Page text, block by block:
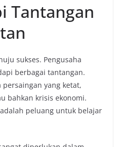
Tantangan
sukses. Pengusaha
berbagai tantangan.
yang ketat,
bahkan krisis ekonomi.
peluang untuk belajar